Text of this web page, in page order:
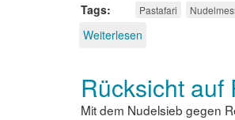
Tags Pastafari
Weiterlesen
Religionsfreiheit
Rücksicht auf
Mit dem Nudelsieb gegen